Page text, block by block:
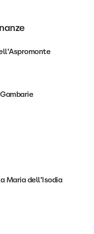
Maria dell'Isodia